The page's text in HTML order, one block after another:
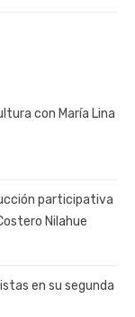
con María Lina
participativa
Nilahue
en su segunda